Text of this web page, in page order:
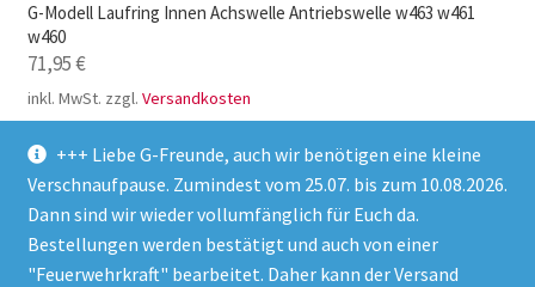
+++ Liebe G-Freunde, auch wir benötigen eine kleine
Verschnaufpause. Zumindest vom 25.07. bis zum 10.08.2026.
Dann sind wir wieder vollumfänglich für Euch da.
Bestellungen werden bestätigt und auch von einer
"Feuerwehrkraft" bearbeitet. Daher kann der Versand
G-Modell Laufring Innen Achswelle Antriebswelle w463 w461
w460
71,95€
inkl. MwSt. zzgl. Versandkosten
In den Warenkorb